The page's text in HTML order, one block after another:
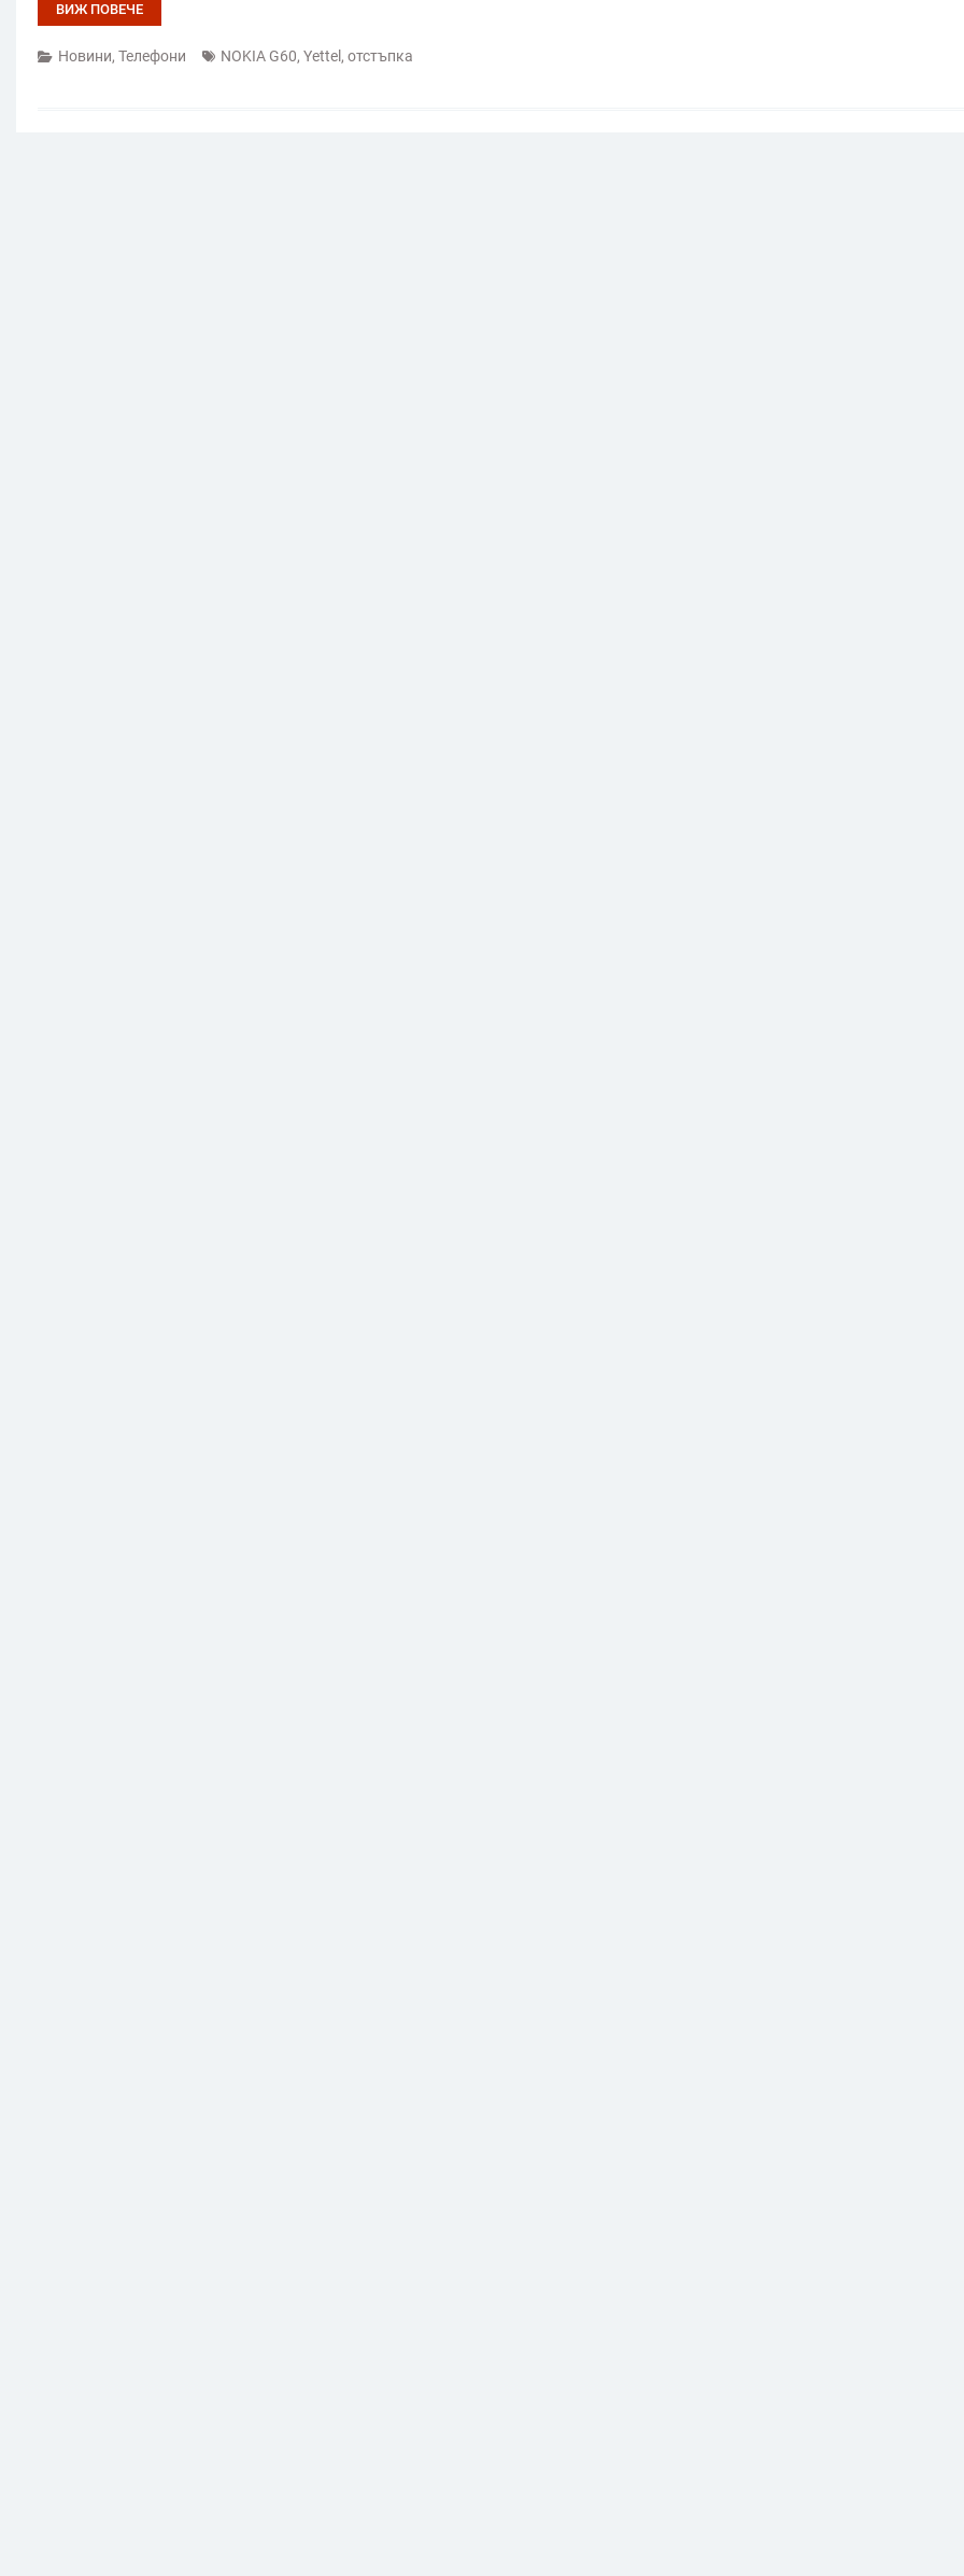
ВИЖ ПОВЕЧЕ
Новини, Телефони NOKIA G60, Yettel , отстъпка